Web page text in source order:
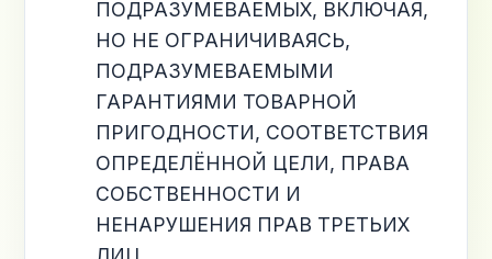
ПОДРАЗУМЕВАЕМЫХ, ВКЛЮЧАЯ,
НО НЕ ОГРАНИЧИВАЯСЬ,
ПОДРАЗУМЕВАЕМЫМИ
ГАРАНТИЯМИ ТОВАРНОЙ
ПРИГОДНОСТИ, СООТВЕТСТВИЯ
ОПРЕДЕЛЁННОЙ ЦЕЛИ, ПРАВА
СОБСТВЕННОСТИ И
НЕНАРУШЕНИЯ ПРАВ ТРЕТЬИХ